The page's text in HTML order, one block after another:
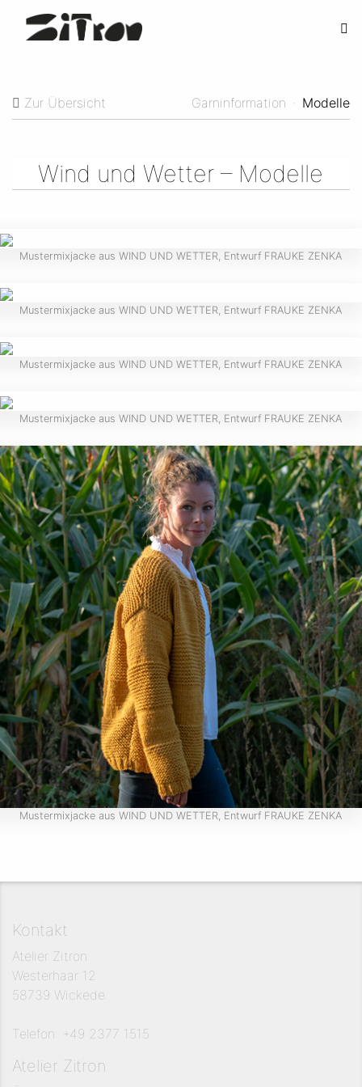
Zur Übersicht Garninformation · Modelle
Wind und Wetter – Modelle
Mustermixjacke aus WIND UND WETTER, Entwurf FRAUKE ZENKA
Mustermixjacke aus WIND UND WETTER, Entwurf FRAUKE ZENKA
Mustermixjacke aus WIND UND WETTER, Entwurf FRAUKE ZENKA
Mustermixjacke aus WIND UND WETTER, Entwurf FRAUKE ZENKA
Mustermixjacke aus WIND UND WETTER, Entwurf FRAUKE ZENKA
Kontakt
Atelier Zitron
Westerhaar 12
58739 Wickede
Telefon: +49 2377 1515
Atelier Zitron